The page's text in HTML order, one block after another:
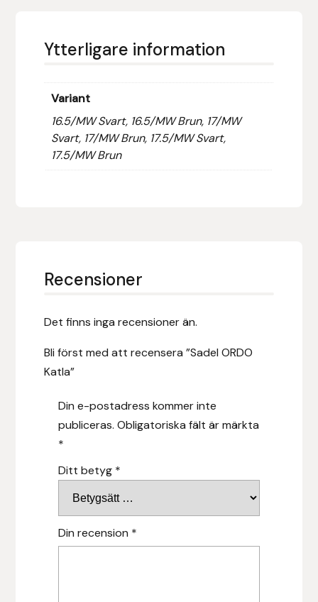
Ytterligare information
Variant
16.5/MW Svart, 16.5/MW Brun, 17/MW
Svart, 17/MW Brun, 17.5/MW Svart,
17.5/MW Brun
Recensioner
Det finns inga recensioner än.
Bli först med att recensera ”Sadel ORDO
Katla”
Din e-postadress kommer inte
publiceras. Obligatoriska fält är märkta
*
Ditt betyg *
Din recension *
Hesta Gallery
Horse Guard
HRÍMNIR
Iceland Pet
Islandshästspecialisten
J&S Saddlery
Karlslund
Klisterdekaler.se